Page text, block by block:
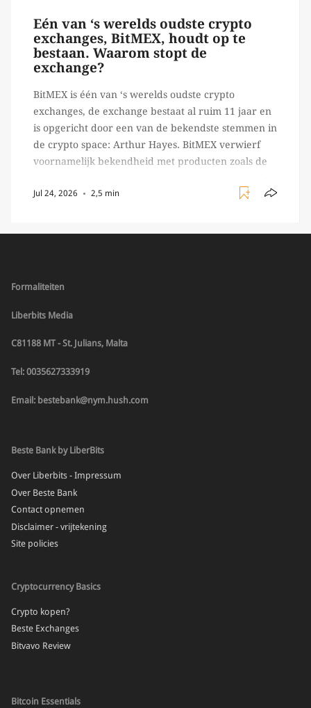
Eén van ‘s werelds oudste crypto
exchanges, BitMEX, houdt op te
bestaan. Waarom stopt de
exchange?
BitMEX is één van ‘s werelds oudste crypto
exchanges, de exchange bestaat al ruim 11 jaar en
is opgericht door een van de bekendste stemmen in
de crypto space: Arthur Hayes. BitMEX verwierf
voornamelijk bekendheid met producten zoals de
exchange vooral bekend om het brede aanbod in
Jul 24, 2026 2,5 min
Formaliteiten
Liberbits Media
C81188 MT - St. Julians, Malta
Tel: 0035627333919
Email: bestebank@nym.hush.com
Beste Bank by LiberBits
Over Liberbits - Impressum
Over Beste Bank
Contact opnemen
Disclaimer - vrijtekening
Site policies
Cryptocurrency Basics
Crypto kopen?
Beste Exchanges
Bitvavo Review
Bitcoin Essentials